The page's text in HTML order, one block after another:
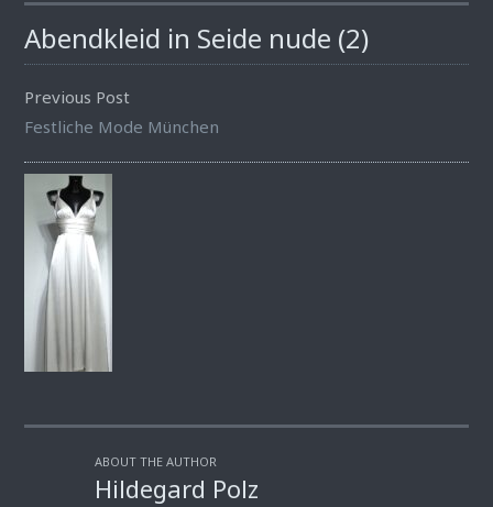
Abendkleid in Seide nude (2)
Previous Post
Festliche Mode München
ABOUT THE AUTHOR
Hildegard Polz